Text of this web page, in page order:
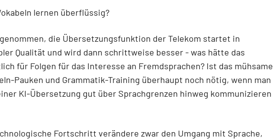
lernen überflüssig?
die Übersetzungsfunktion der Telekom startet in
Qualität und wird dann schrittweise besser - was hätte das
für Folgen für das Interesse an Fremdsprachen? Ist das mühsame
Pauken und Grammatik-Training überhaupt noch nötig, wenn man
KI-Übersetzung gut über Sprachgrenzen hinweg kommunizieren
Fortschritt verändere zwar den Umgang mit Sprache,